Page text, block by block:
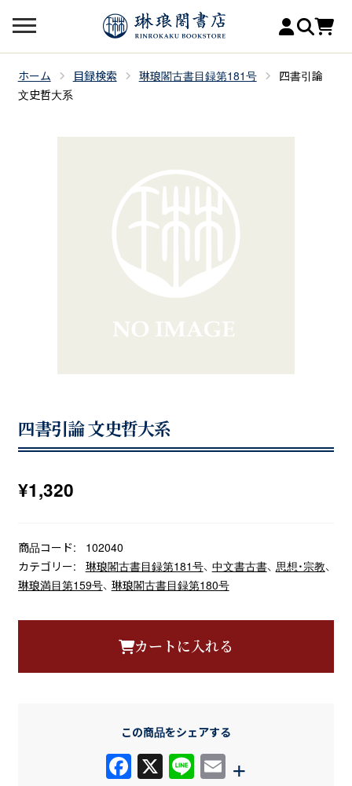
ホーム 目録検索 琳琅閣古書目録第181号
四書引論
文史哲大系
四書引論 文史哲大系
¥1,320
商品コード:
102040
カテゴリー:
琳琅閣古書目録第181号、 中文書古書、 思想・宗教、
琳琅満目第159号、 琳琅閣古書目録第180号
カートに入れる
この商品をシェアする
F X Li E
+